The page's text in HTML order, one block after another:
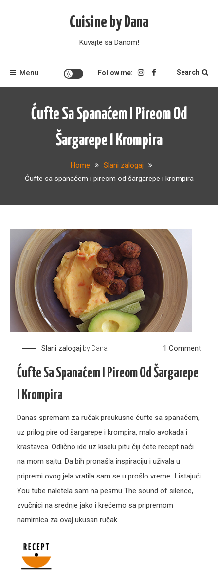
Cuisine by Dana
Kuvajte sa Danom!
Menu Follow me: Search
Ćufte Sa Spanaćem I Pireom Od
Šargarepe I Krompira
Home
Slani zalogaj
Ćufte sa spanaćem i pireom od šargarepe i krompira
Slani zalogaj by Dana 1 Commenton
Ćufte Sa Spanaćem I Pireom Od Šargarepe
I Krompira
Danas spremam za ručak preukusne ćufte sa spanaćem,
uz prilog pire od šargarepe i krompira, malo avokada i
krastavca. Odlično ide uz kiselu pitu čiji ćete recept naći
na mom sajtu. Da bih pronašla inspiraciju i uživala u
pripremi ovog jela vratila sam se u prošlo vreme…Listajući
You tube naletela sam na pesmu The sound of silence,
zvučnici na srednje jako i krećemo sa pripremom
namirnica za ovaj ukusan ručak.